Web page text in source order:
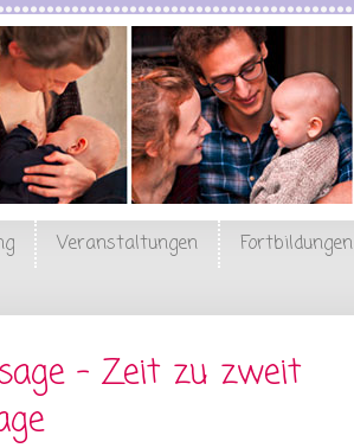
Veranstaltungen Fortbildungen
- Zeit zu zweit